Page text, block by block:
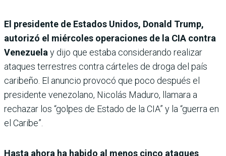
El presidente de Estados Unidos, Donald Trump,
autorizó el miércoles operaciones de la CIA contra
Venezuela y dijo que estaba considerando realizar
ataques terrestres contra cárteles de droga del país
caribeño. El anuncio provocó que poco después el
presidente venezolano, Nicolás Maduro, llamara a
rechazar los “golpes de Estado de la CIA” y la “guerra en
el Caribe”.
Hasta ahora ha habido al menos cinco ataques